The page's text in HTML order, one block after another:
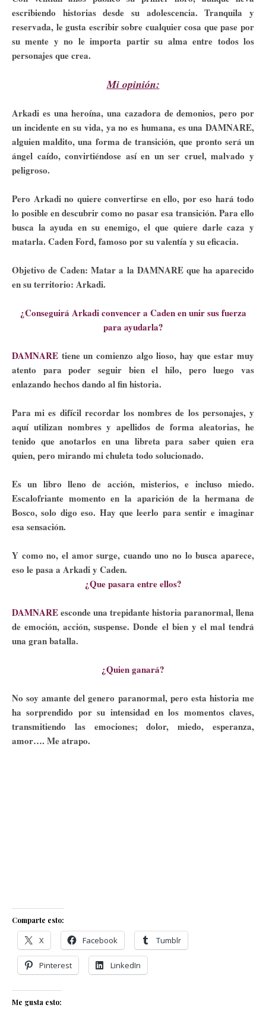
escribiendo historias desde su adolescencia. Tranquila y
reservada, le gusta escribir sobre cualquier cosa que pase por
su mente y no le importa partir su alma entre todos los
personajes que crea.
Mi opinión:
Arkadi es una heroína, una cazadora de demonios, pero por
un incidente en su vida, ya no es humana, es una DAMNARE,
alguien maldito, una forma de transición, que pronto será un
ángel caído, convirtiéndose así en un ser cruel, malvado y
peligroso.
Pero Arkadi no quiere convertirse en ello, por eso hará todo
lo posible en descubrir como no pasar esa transición. Para ello
busca la ayuda en su enemigo, el que quiere darle caza y
matarla. Caden Ford, famoso por su valentía y su eficacia.
Objetivo de Caden: Matar a la DAMNARE que ha aparecido
en su territorio: Arkadi.
¿Conseguirá Arkadi convencer a Caden en unir sus fuerza
para ayudarla?
DAMNARE tiene un comienzo algo lioso, hay que estar muy
atento para poder seguir bien el hilo, pero luego vas
enlazando hechos dando al fin historia.
Para mi es difícil recordar los nombres de los personajes, y
aquí utilizan nombres y apellidos de forma aleatorias, he
tenido que anotarlos en una libreta para saber quien era
quien, pero mirando mi chuleta todo solucionado.
Es un libro lleno de acción, misterios, e incluso miedo.
Escalofriante momento en la aparición de la hermana de
Bosco, solo digo eso. Hay que leerlo para sentir e imaginar
esa sensación.
Y como no, el amor surge, cuando uno no lo busca aparece,
eso le pasa a Arkadi y Caden.
¿Que pasara entre ellos?
DAMNAREesconde una trepidante historia paranormal, llena
de emoción, acción, suspense. Donde el bien y el mal tendrá
una gran batalla.
¿Quien ganará?
No soy amante del genero paranormal, pero esta historia me
ha sorprendido por su intensidad en los momentos claves,
transmitiendo las emociones; dolor, miedo, esperanza,
amor…. Me atrapo.
Comparte esto:
X Facebook Tumblr
Pinterest LinkedIn
Me gusta esto: